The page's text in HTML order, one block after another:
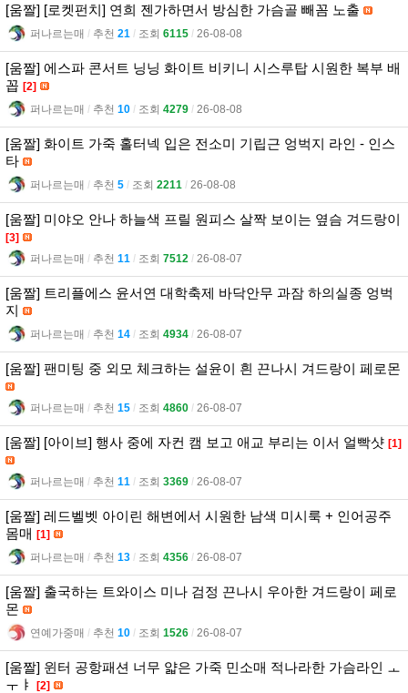
[움짤] [로켓펀치] 연희 젠가하면서 방심한 가슴골 빼꼼 노출
퍼나르는매 l 추천 21 l 조회 6115 l 26-08-08
[움짤] 에스파 콘서트 닝닝 화이트 비키니 시스루탑 시원한 복부 배
꼽 [2]
퍼나르는매 l 추천 10 l 조회 4279 l 26-08-08
[움짤] 화이트 가죽 홀터넥 입은 전소미 기립근 엉벅지 라인 - 인스
타
퍼나르는매 l 추천 5 l 조회 2211 l 26-08-08
[움짤] 미야오 안나 하늘색 프릴 원피스 살짝 보이는 옆슴 겨드랑이
[3]
퍼나르는매 l 추천 11 l 조회 7512 l 26-08-07
[움짤] 트리플에스 윤서연 대학축제 바닥안무 과잠 하의실종 엉벅
지
퍼나르는매 l 추천 14 l 조회 4934 l 26-08-07
[움짤] 팬미팅 중 외모 체크하는 설윤이 흰 끈나시 겨드랑이 페로몬
퍼나르는매 l 추천 15 l 조회 4860 l 26-08-07
[움짤] [아이브] 행사 중에 자컨 캠 보고 애교 부리는 이서 얼빡샷 [1]
퍼나르는매 l 추천 11 l 조회 3369 l 26-08-07
[움짤] 레드벨벳 아이린 해변에서 시원한 남색 미시룩 + 인어공주
몸매 [1]
퍼나르는매 l 추천 13 l 조회 4356 l 26-08-07
[움짤] 출국하는 트와이스 미나 검정 끈나시 우아한 겨드랑이 페로
몬
연예가중매 l 추천 10 l 조회 1526 l 26-08-07
[움짤] 윈터 공항패션 너무 얇은 가죽 민소매 적나라한 가슴라인 ㅗ
ㅜㅑ
[2]